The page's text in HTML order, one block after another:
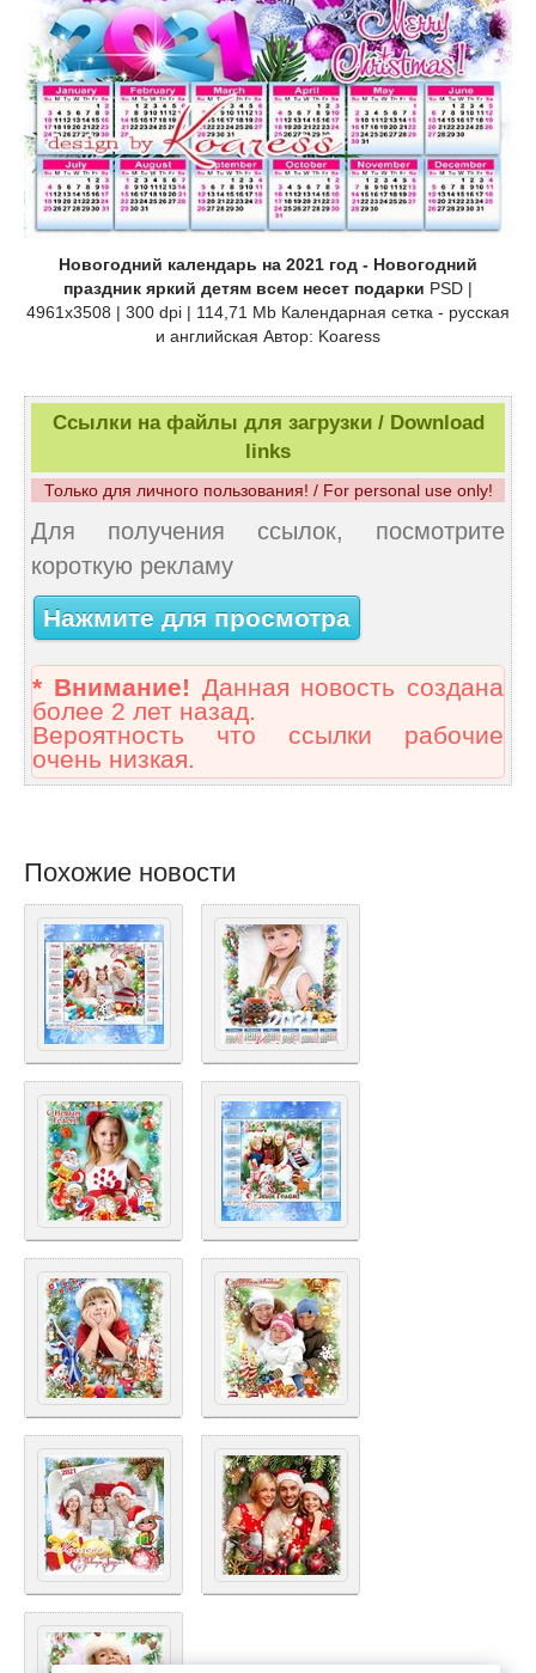
Новогодний календарь на 2021 год - Новогодний
праздник яркий детям всем несет подарки PSD |
4961x3508 | 300 dpi | 114,71 Mb Календарная сетка - русская
и английская Автор: Koaress
Ссылки на файлы для загрузки / Download
links
Только для личного пользования! / For personal use only!
Для получения ссылок, посмотрите
короткую рекламу
Нажмите для просмотра
* Внимание! Данная новость создана
более 2 лет назад.
Вероятность что ссылки рабочие
очень низкая.
Похожие новости